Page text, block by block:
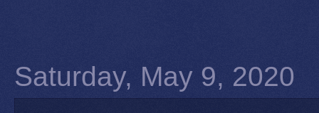
Saturday, May 9, 2020